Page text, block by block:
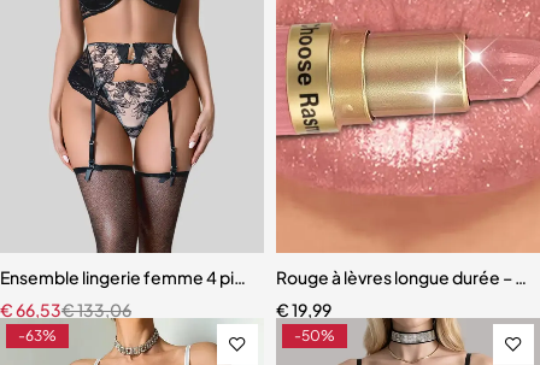
Ensemble lingerie femme 4 pièces – Broderie florale contrastée
€133,06
€66,53
Rouge à lèvres longue durée –
€19,99
-63% -50%